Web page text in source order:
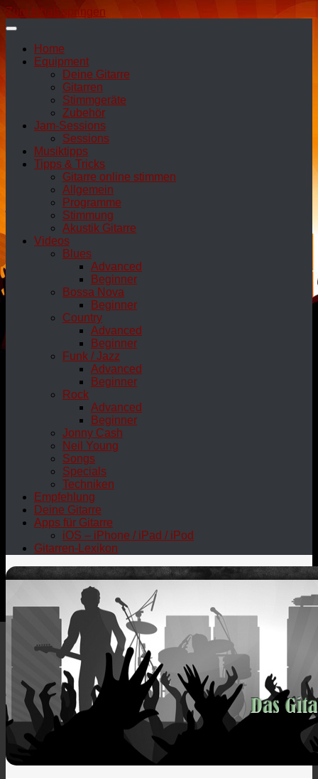
Zum Inhalt springen
Home
Equipment
Deine Gitarre
Gitarren
Stimmgeräte
Zubehör
Jam-Sessions
Sessions
Musiktipps
Tipps & Tricks
Gitarre online stimmen
Allgemein
Programme
Stimmung
Akustik Gitarre
Videos
Blues
Advanced
Beginner
Bossa Nova
Beginner
Country
Advanced
Beginner
Funk / Jazz
Advanced
Beginner
Rock
Advanced
Beginner
Jonny Cash
Neil Young
Songs
Specials
Techniken
Empfehlung
Deine Gitarre
Apps für Gitarre
iOS – iPhone / iPad / iPod
Gitarren-Lexikon